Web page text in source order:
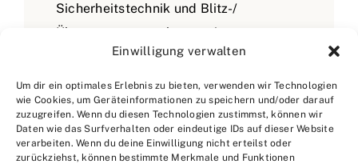
Einwilligung verwalten
Um dir ein optimales Erlebnis zu bieten, verwenden wir Technologien
wie Cookies, um Geräteinformationen zu speichern und/oder darauf
zuzugreifen. Wenn du diesen Technologien zustimmst, können wir
Daten wie das Surfverhalten oder eindeutige IDs auf dieser Website
verarbeiten. Wenn du deine Einwilligung nicht erteilst oder
zurückziehst, können bestimmte Merkmale und Funktionen
Sicherheitstechnik und Blitz-/
Überspannungsschutz – mit
zusätzlichem Blick auf industrielle
Anlagen- und Aufzugsthemen. Sein
Markenzeichen ist methodische
Störungsdiagnose: Symptom,
Hypothese, Messung, Befund. Erst